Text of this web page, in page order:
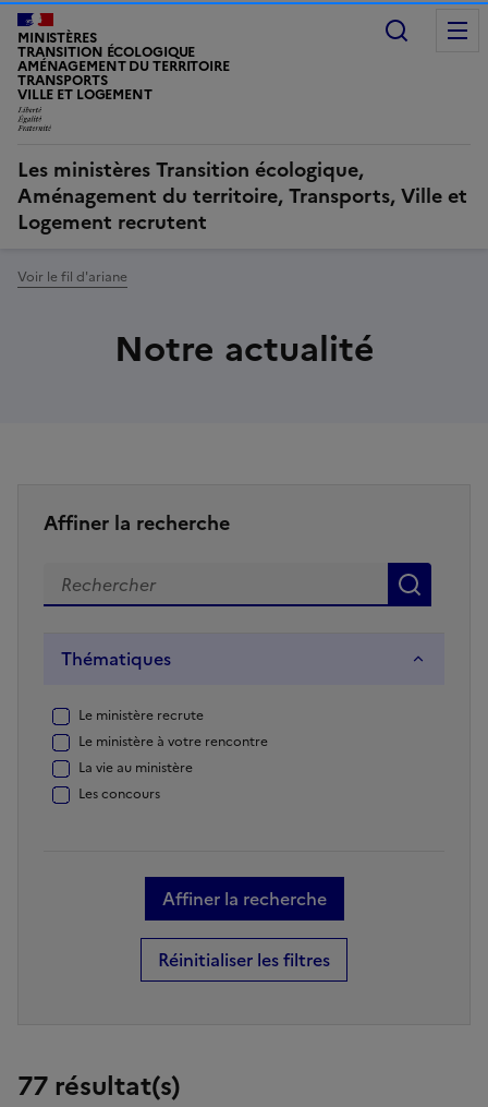
MINISTÈRES
TRANSITION ÉCOLOGIQUE
AMÉNAGEMENT DU TERRITOIRE
TRANSPORTS
VILLE ET LOGEMENT
Les ministères Transition écologique,
Aménagement du territoire, Transports, Ville et
Logement recrutent
Voir le fil d'ariane
Notre actualité
Affiner la recherche
Recherche par mot(s) clé(s)
Thématiques
Thématiques
Le ministère recrute
Le ministère à votre rencontre
La vie au ministère
Les concours
77 résultat(s)